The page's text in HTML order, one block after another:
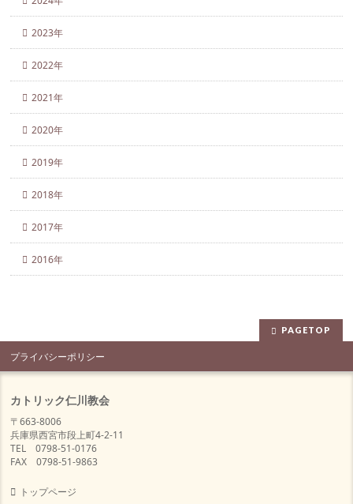
2023年
2022年
2021年
2020年
2019年
2018年
2017年
2016年
PAGETOP
プライバシーポリシー
カトリック仁川教会
〒663-8006
兵庫県西宮市段上町4-2-11
TEL 0798-51-0176
FAX 0798-51-9863
トップページ